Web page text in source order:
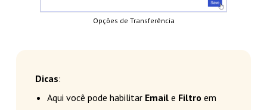
Opções de Transferência
Dicas:
Aqui você pode habilitar Emaile Filtro em